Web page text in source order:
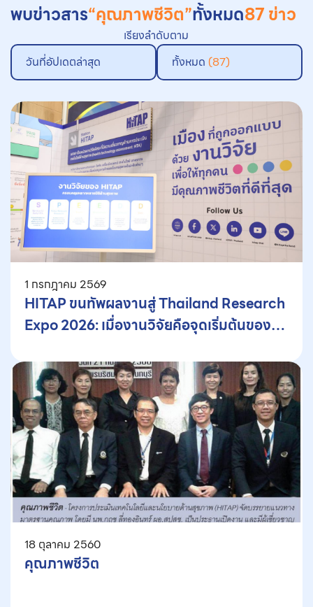
พบข่าวสาร“คุณภาพชีวิต”ทั้งหมด87 ข่าว
เรียงลำดับตาม
วันที่อัปเดตล่าสุด
ทั้งหมด (87)
1 กรกฎาคม 2569
HITAP ขนทัพผลงานสู่ Thailand Research
Expo 2026: เมื่องานวิจัยคือจุดเริ่มต้นของ
18 ตุลาคม 2560
คุณภาพชีวิต